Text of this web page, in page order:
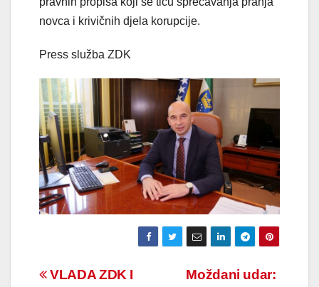
novca i krivičnih djela korupcije.
Press služba ZDK
Navigacija
Moždani udar:
VLADA ZDK I